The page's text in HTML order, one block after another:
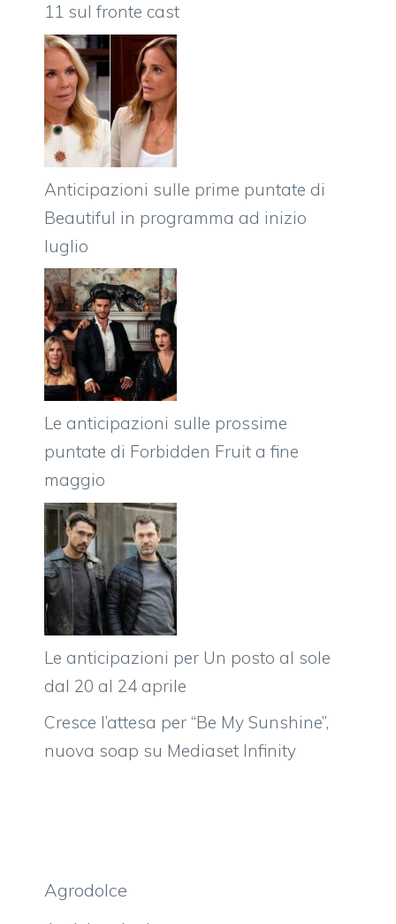
11 sul fronte cast
Anticipazioni sulle prime puntate di
Beautiful in programma ad inizio
luglio
Le anticipazioni sulle prossime
puntate di Forbidden Fruit a fine
maggio
Le anticipazioni per Un posto al sole
dal 20 al 24 aprile
Cresce l’attesa per “Be My Sunshine”,
nuova soap su Mediaset Infinity
Agrodolce